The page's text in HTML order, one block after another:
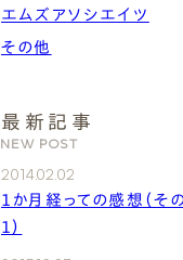
エムズアソシエイツ
その他
最新記事
NEW POST
2014.02.02
１か月経っての感想（そ
１）